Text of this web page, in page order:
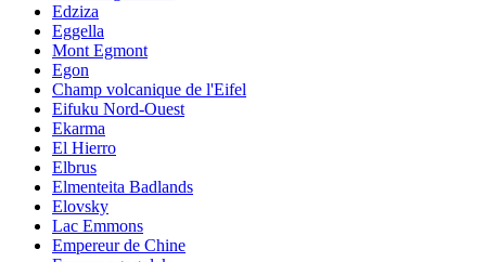
Edziza
Eggella
Mont Egmont
Egon
Champ volcanique de l'Eifel
Eifuku Nord-Ouest
Ekarma
El Hierro
Elbrus
Elmenteita Badlands
Elovsky
Lac Emmons
Empereur de Chine